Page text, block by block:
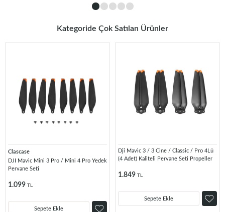
Kategoride Çok Satılan Ürünler
Clascase
DJI Mavic Mini 3 Pro / Mini 4 Pro Yedek
Pervane Seti
1.099 TL
Sepete Ekle
Dji Mavic 3 / 3 Cine / Classic / Pro 4Lü
(4 Adet) Kaliteli Pervane Seti Propeller
1.849 TL
Sepete Ekle